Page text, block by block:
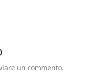
un commento.